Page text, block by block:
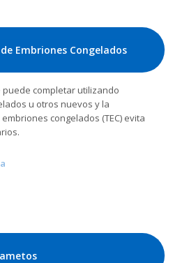
Embriones Congelados
puede completar utilizando
u otros nuevos y la
congelados (TEC) evita